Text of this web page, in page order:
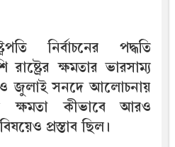
নির্বাচনের পদ্ধতি
ক্ষমতার ভারসাম্য
জুলাই সনদে আলোচনায়
ক্ষমতা কীভাবে আরও
প্রস্তাব ছিল।